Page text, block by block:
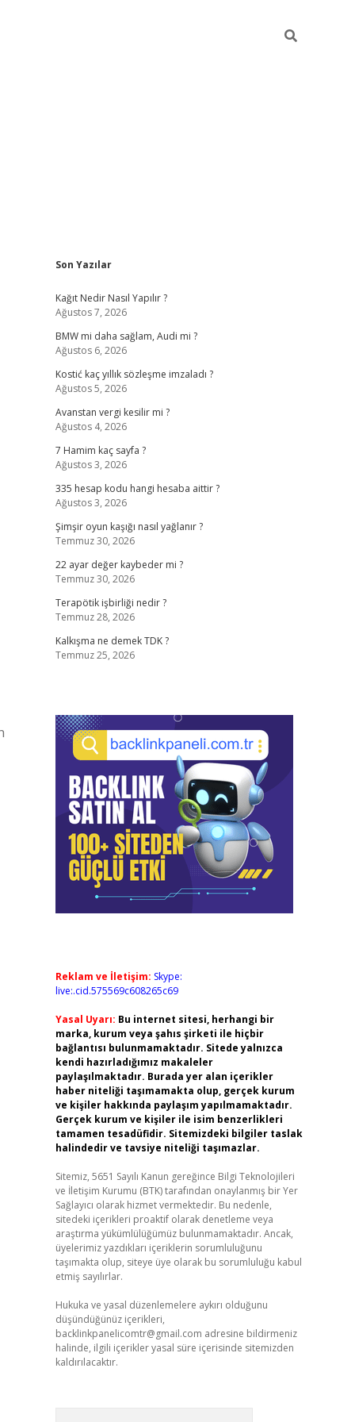
Sidebar
Son Yazılar
Kağıt Nedir Nasıl Yapılır ?
Ağustos 7, 2026
BMW mi daha sağlam, Audi mi ?
Ağustos 6, 2026
Kostić kaç yıllık sözleşme imzaladı ?
Ağustos 5, 2026
Avanstan vergi kesilir mi ?
Ağustos 4, 2026
7 Hamim kaç sayfa ?
Ağustos 3, 2026
335 hesap kodu hangi hesaba aittir ?
Ağustos 3, 2026
Şimşir oyun kaşığı nasıl yağlanır ?
Temmuz 30, 2026
22 ayar değer kaybeder mi ?
Temmuz 30, 2026
Terapötik işbirliği nedir ?
Temmuz 28, 2026
Kalkışma ne demek TDK ?
Temmuz 25, 2026
Reklam ve İletişim: Skype:
live:.cid.575569c608265c69
Yasal Uyarı: Bu internet sitesi, herhangi bir
marka, kurum veya şahıs şirketi ile hiçbir
bağlantısı bulunmamaktadır. Sitede yalnızca
kendi hazırladığımız makaleler
paylaşılmaktadır. Burada yer alan içerikler
haber niteliği taşımamakta olup, gerçek kurum
ve kişiler hakkında paylaşım yapılmamaktadır.
Gerçek kurum ve kişiler ile isim benzerlikleri
tamamen tesadüfidir. Sitemizdeki bilgiler taslak
halindedir ve tavsiye niteliği taşımazlar.
Sitemiz, 5651 Sayılı Kanun gereğince Bilgi Teknolojileri
ve İletişim Kurumu (BTK) tarafından onaylanmış bir Yer
Sağlayıcı olarak hizmet vermektedir. Bu nedenle,
sitedeki içerikleri proaktif olarak denetleme veya
araştırma yükümlülüğümüz bulunmamaktadır. Ancak,
üyelerimiz yazdıkları içeriklerin sorumluluğunu
taşımakta olup, siteye üye olarak bu sorumluluğu kabul
etmiş sayılırlar.
Hukuka ve yasal düzenlemelere aykırı olduğunu
düşündüğünüz içerikleri,
backlinkpanelicomtr@gmail.com adresine bildirmeniz
halinde, ilgili içerikler yasal süre içerisinde sitemizden
kaldırılacaktır.